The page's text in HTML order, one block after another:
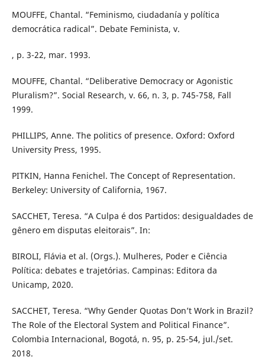
MOUFFE, Chantal. “Feminismo, ciudadanía y política
democrática radical”. Debate Feminista, v.
, p. 3-22, mar. 1993.
MOUFFE, Chantal. “Deliberative Democracy or Agonistic
Pluralism?”. Social Research, v. 66, n. 3, p. 745-758, Fall
1999.
PHILLIPS, Anne. The politics of presence. Oxford: Oxford
University Press, 1995.
PITKIN, Hanna Fenichel. The Concept of Representation.
Berkeley: University of California, 1967.
SACCHET, Teresa. “A Culpa é dos Partidos: desigualdades de
gênero em disputas eleitorais”. In:
BIROLI, Flávia et al. (Orgs.). Mulheres, Poder e Ciência
Política: debates e trajetórias. Campinas: Editora da
Unicamp, 2020.
SACCHET, Teresa. “Why Gender Quotas Don’t Work in Brazil?
The Role of the Electoral System and Political Finance”.
Colombia Internacional, Bogotá, n. 95, p. 25-54, jul./set.
2018.